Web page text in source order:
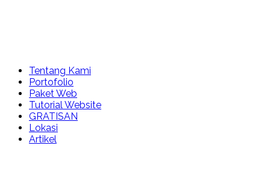
Tentang Kami
Portofolio
Paket Web
Tutorial Website
GRATISAN
Lokasi
Artikel